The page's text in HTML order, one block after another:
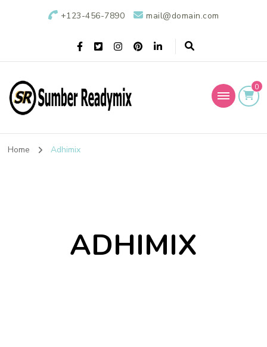
+123-456-7890 mail@domain.com
Sumber Readymix
0
Home Adhimix
ADHIMIX